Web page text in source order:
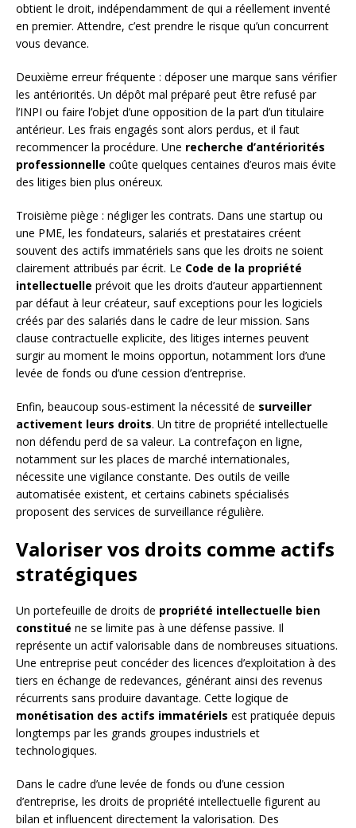
obtient le droit, indépendamment de qui a réellement inventé
en premier. Attendre, c’est prendre le risque qu’un concurrent
vous devance.
Deuxième erreur fréquente : déposer une marque sans vérifier
les antériorités. Un dépôt mal préparé peut être refusé par
l’INPI ou faire l’objet d’une opposition de la part d’un titulaire
antérieur. Les frais engagés sont alors perdus, et il faut
recommencer la procédure. Une recherche d’antériorités
professionnelle coûte quelques centaines d’euros mais évite
des litiges bien plus onéreux.
Troisième piège : négliger les contrats. Dans une startup ou
une PME, les fondateurs, salariés et prestataires créent
souvent des actifs immatériels sans que les droits ne soient
clairement attribués par écrit. Le Code de la propriété
intellectuelle prévoit que les droits d’auteur appartiennent
par défaut à leur créateur, sauf exceptions pour les logiciels
créés par des salariés dans le cadre de leur mission. Sans
clause contractuelle explicite, des litiges internes peuvent
surgir au moment le moins opportun, notamment lors d’une
levée de fonds ou d’une cession d’entreprise.
Enfin, beaucoup sous-estiment la nécessité de surveiller
activement leurs droits. Un titre de propriété intellectuelle
non défendu perd de sa valeur. La contrefaçon en ligne,
notamment sur les places de marché internationales,
nécessite une vigilance constante. Des outils de veille
automatisée existent, et certains cabinets spécialisés
proposent des services de surveillance régulière.
Valoriser vos droits comme actifs
stratégiques
Un portefeuille de droits de propriété intellectuelle bien
constitué ne se limite pas à une défense passive. Il
représente un actif valorisable dans de nombreuses situations.
Une entreprise peut concéder des licences d’exploitation à des
tiers en échange de redevances, générant ainsi des revenus
récurrents sans produire davantage. Cette logique de
monétisation des actifs immatériels est pratiquée depuis
longtemps par les grands groupes industriels et
technologiques.
Dans le cadre d’une levée de fonds ou d’une cession
d’entreprise, les droits de propriété intellectuelle figurent au
bilan et influencent directement la valorisation. Des